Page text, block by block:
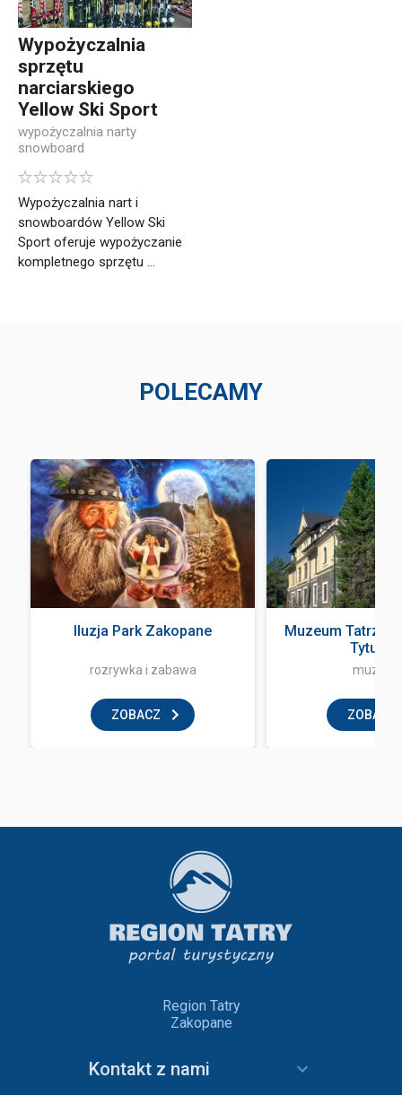
Wypożyczalnia
sprzętu
narciarskiego
Yellow Ski Sport
wypożyczalnia narty
snowboard
Wypożyczalnia nart i
snowboardów Yellow Ski
Sport oferuje wypożyczanie
kompletnego sprzętu ...
POLECAMY
Iluzja Park Zakopane
rozrywka i zabawa
ZOBACZ
Muzeum
Tytusa
ZOBACZ
Region Tatry
Zakopane
Kontakt z nami